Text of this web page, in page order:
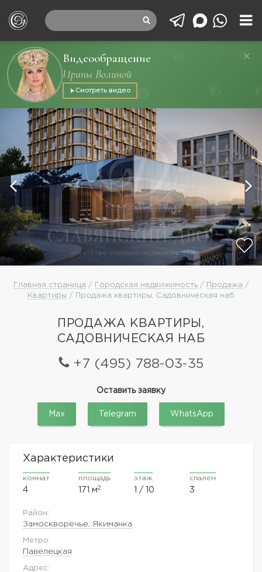
Видеообращение
Ирины Волиной
Смотреть видео
Главная страница / Городская недвижимость/ Продажа /
Квартиры / Продажа квартиры, Садовническая наб
ПРОДАЖА КВАРТИРЫ,
САДОВНИЧЕСКАЯ НАБ
+7 (495) 788-03-35
Оставить заявку
Max Telegram WhatsApp
Характеристики
комнат
4
площадь
171 м2
этаж
1 / 10
спален
3
Район:
Замоскворечье, Якиманка
Метро:
Павелецкая
Адрес: